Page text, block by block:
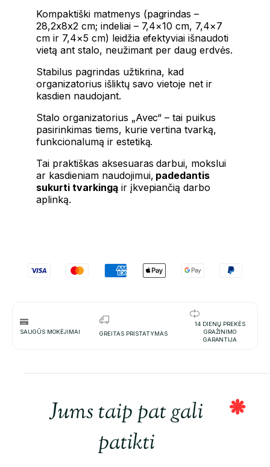
Kompaktiški matmenys (pagrindas –
28,2x8x2 cm; indeliai – 7,4×10 cm, 7,4×7
cm ir 7,4×5 cm) leidžia efektyviai išnaudoti
vietą ant stalo, neužimant per daug erdvės.
Stabilus pagrindas užtikrina, kad
organizatorius išliktų savo vietoje net ir
kasdien naudojant.
Stalo organizatorius „Avec“ – tai puikus
pasirinkimas tiems, kurie vertina tvarką,
funkcionalumą ir estetiką.
Tai praktiškas aksesuaras darbui, mokslui
ar kasdieniam naudojimui, padedantis
sukurti tvarkingąir įkvepiančią darbo
aplinką.
SAUGŪS MOKĖJIMAI GREITAS PRISTATYMAS
14 DIENŲ PREKĖS
GRAŽINIMO
GARANTIJA
Jums taip pat gali
patikti